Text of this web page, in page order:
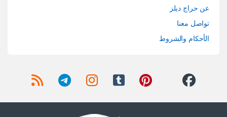
عن حراج ديلز
تواصل معنا
الأحكام والشروط